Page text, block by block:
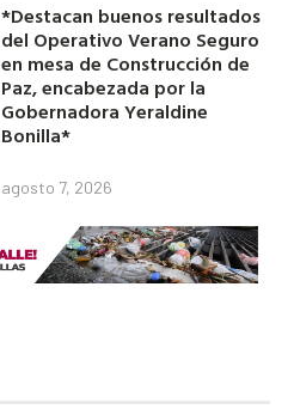
*Destacan buenos resultados
del Operativo Verano Seguro
en mesa de Construcción de
Paz, encabezada por la
Gobernadora Yeraldine
Bonilla*
agosto 7, 2026